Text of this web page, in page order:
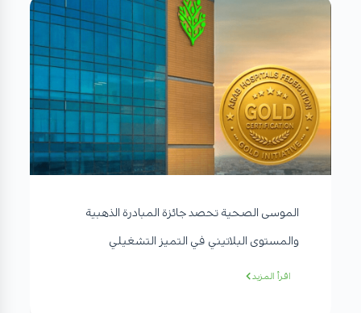
الموسى الصحية تحصد جائزة المبادرة الذهبية
والمستوى البلاتيني في التميز التشغيلي
اقرأ المزيد